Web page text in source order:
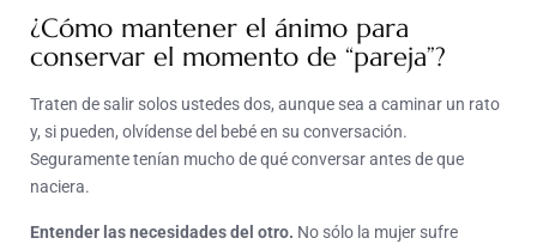
¿Cómo mantener el ánimo para
conservar el momento de “pareja”?
Traten de salir solos ustedes dos, aunque sea a caminar un rato
y, si pueden, olvídense del bebé en su conversación.
Seguramente tenían mucho de qué conversar antes de que
naciera.
Entender las necesidades del otro. No sólo la mujer sufre